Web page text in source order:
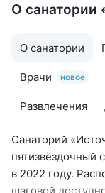
О санатории
О санатории
Врачи новое
Развлечения
Санаторий
пятизвёздочный
в 2022 году.
шаговой